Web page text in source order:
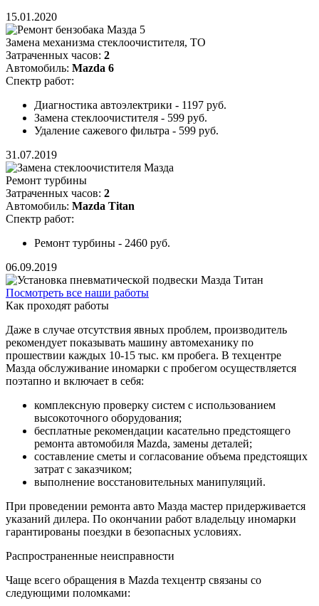
15.01.2020
Замена механизма стеклоочистителя, ТО
Затраченных часов: 2
Автомобиль: Mazda 6
Спектр работ:
Диагностика автоэлектрики - 1197 руб.
Замена стеклоочистителя - 599 руб.
Удаление сажевого фильтра - 599 руб.
31.07.2019
Ремонт турбины
Затраченных часов: 2
Автомобиль: Mazda Titan
Спектр работ:
Ремонт турбины - 2460 руб.
06.09.2019
Посмотреть все наши работы
Как проходят работы
Даже в случае отсутствия явных проблем, производитель
рекомендует показывать машину автомеханику по
прошествии каждых 10-15 тыс. км пробега. В техцентре
Мазда обслуживание иномарки с пробегом осуществляется
поэтапно и включает в себя:
комплексную проверку систем с использованием
высокоточного оборудования;
бесплатные рекомендации касательно предстоящего
ремонта автомобиля Mazda, замены деталей;
составление сметы и согласование объема предстоящих
затрат с заказчиком;
выполнение восстановительных манипуляций.
При проведении ремонта авто Мазда мастер придерживается
указаний дилера. По окончании работ владельцу иномарки
гарантированы поездки в безопасных условиях.
Распространенные неисправности
Чаще всего обращения в Mazda техцентр связаны со
следующими поломками: